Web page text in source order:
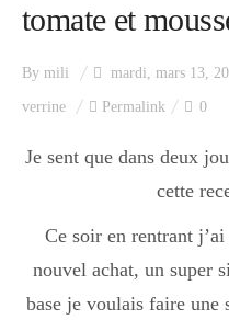
tomate et
By mili mardi, mars 13,
verrine Permalink 0
Je sent que dans deux
cette
Ce soir en rentrant
nouvel achat, un super
base je voulais faire